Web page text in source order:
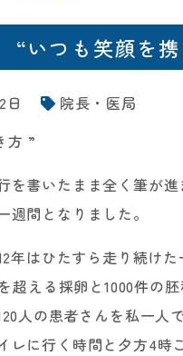
いつも笑顔を携
日
院長・医局
方 ”
を書いたまま全く筆が進
週間となりました。
年はひたすら走り続け
超える採卵と1000件の胚
人の患者さんを私一人
レに行く時間と夕方4時